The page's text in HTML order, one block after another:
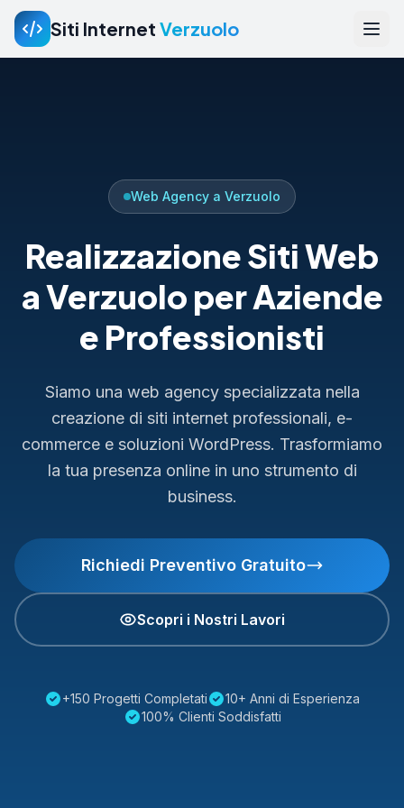
Siti Internet Verzuolo
Web Agency a Verzuolo
Realizzazione Siti Web
a Verzuolo per Aziende
e Professionisti
Siamo una web agency specializzata nella
creazione di siti internet professionali, e-
commerce e soluzioni WordPress. Trasformiamo
la tua presenza online in uno strumento di
business.
Richiedi Preventivo Gratuito
Scopri i Nostri Lavori
+150 Progetti Completati
10+ Anni di Esperienza
100% Clienti Soddisfatti